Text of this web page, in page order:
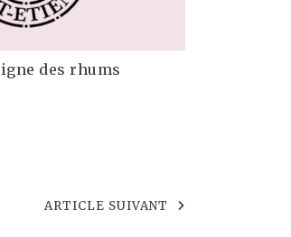
des rhums
ARTICLE SUIVANT